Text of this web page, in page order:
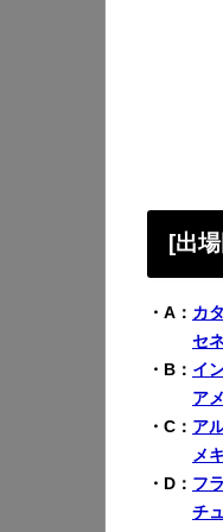
[出
・A： カ
セ
・B： イ
ア
・C： ア
メ
・D： フ
チ